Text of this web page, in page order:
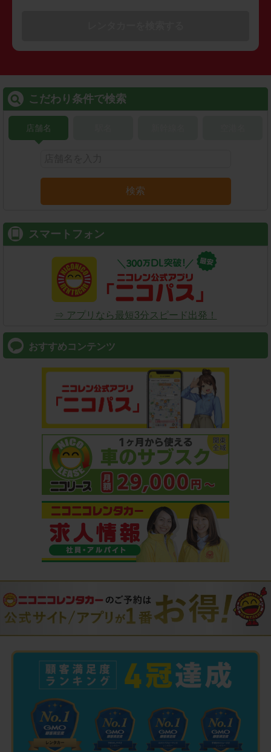
こだわり条件で検索
店舗名
検索
スマートフォン
⇒ アプリなら最短3分スピード出発！
おすすめコンテンツ